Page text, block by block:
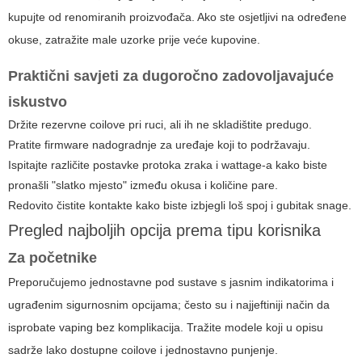
kupujte od renomiranih proizvođača. Ako ste osjetljivi na određene
okuse, zatražite male uzorke prije veće kupovine.
Praktični savjeti za dugoročno zadovoljavajuće
iskustvo
Držite rezervne coilove pri ruci, ali ih ne skladištite predugo.
Pratite firmware nadogradnje za uređaje koji to podržavaju.
Ispitajte različite postavke protoka zraka i wattage-a kako biste
pronašli "slatko mjesto" između okusa i količine pare.
Redovito čistite kontakte kako biste izbjegli loš spoj i gubitak snage.
Pregled najboljih opcija prema tipu korisnika
Za početnike
Preporučujemo jednostavne pod sustave s jasnim indikatorima i
ugrađenim sigurnosnim opcijama; često su i najjeftiniji način da
isprobate vaping bez komplikacija. Tražite modele koji u opisu
sadrže lako dostupne coilove i jednostavno punjenje.